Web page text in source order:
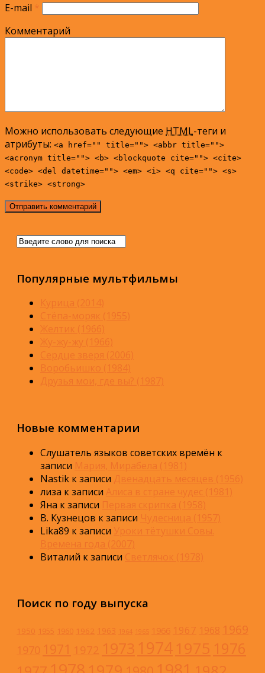
E-mail *
Комментарий
Можно использовать следующие HTML-теги и
атрибуты: <a href="" title=""> <abbr title="">
<acronym title=""> <b> <blockquote cite=""> <cite>
<code> <del datetime=""> <em> <i> <q cite=""> <s>
<strike> <strong>
Популярные мультфильмы
Курица (2014)
Стёпа-моряк (1955)
Желтик (1966)
Жу-жу-жу (1966)
Сердце зверя (2006)
Воробьишко (1984)
Друзья мои, где вы? (1987)
Новые комментарии
Слушатель языков советских времён к
записи Мария, Мирабела (1981)
Nastik к записи Двенадцать месяцев (1956)
лиза к записи Алиса в стране чудес (1981)
Яна к записи Первая скрипка (1958)
В. Кузнецов к записи Чудесница (1957)
Lika89 к записи Уроки тётушки Совы.
Времена года (2007)
Виталий к записи Светлячок (1978)
Поиск по году выпуска
1950 1955 1960 1962 1963 1964 1965 1966 1967 1968 1969
1970 1971 1972 1973 1974 1975 1976